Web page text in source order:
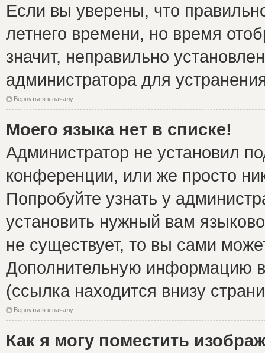
Если вы уверены, что
летнего времени, но время
значит, неправильно
администратора для
Вернуться к началу
Моего языка нет в списке!
Администратор не установил
конференции, или же просто
Попробуйте узнать у
установить нужный вам
не существует, то вы сами
Дополнительную информацию
(ссылка находится внизу
Вернуться к началу
Как я могу поместить